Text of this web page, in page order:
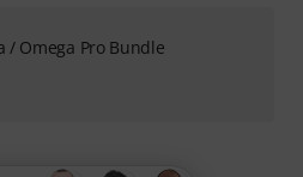
/ Omega Pro Bundle